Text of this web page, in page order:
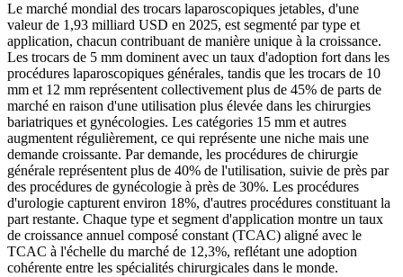
Le marché mondial des trocars laparoscopiques jetables, d'une
valeur de 1,93 milliard USD en 2025, est segmenté par type et
application, chacun contribuant de manière unique à la croissance.
Les trocars de 5 mm dominent avec un taux d'adoption fort dans les
procédures laparoscopiques générales, tandis que les trocars de 10
mm et 12 mm représentent collectivement plus de 45% de parts de
marché en raison d'une utilisation plus élevée dans les chirurgies
bariatriques et gynécologies. Les catégories 15 mm et autres
augmentent régulièrement, ce qui représente une niche mais une
demande croissante. Par demande, les procédures de chirurgie
générale représentent plus de 40% de l'utilisation, suivie de près par
des procédures de gynécologie à près de 30%. Les procédures
d'urologie capturent environ 18%, d'autres procédures constituant la
part restante. Chaque type et segment d'application montre un taux
de croissance annuel composé constant (TCAC) aligné avec le
TCAC à l'échelle du marché de 12,3%, reflétant une adoption
cohérente entre les spécialités chirurgicales dans le monde.